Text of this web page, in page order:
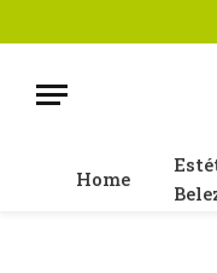
Home